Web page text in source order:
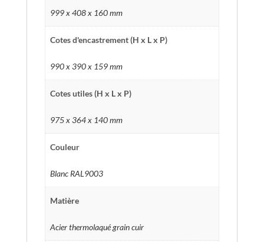
999 x 408 x 160 mm
Cotes d'encastrement (H x L x P)
990 x 390 x 159 mm
Cotes utiles (H x L x P)
975 x 364 x 140 mm
Couleur
Blanc RAL9003
Matière
Acier thermolaqué grain cuir